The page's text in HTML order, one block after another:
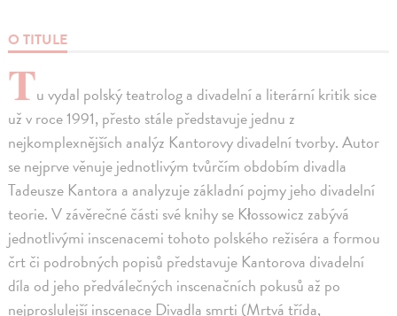
O TITULE
Tu vydal polský teatrolog a divadelní a literární kritik sice
už v roce 1991, přesto stále představuje jednu z
nejkomplexnějších analýz Kantorovy divadelní tvorby. Autor
se nejprve věnuje jednotlivým tvůrčím obdobím divadla
Tadeusze Kantora a analyzuje základní pojmy jeho divadelní
teorie. V závěrečné části své knihy se Kłossowicz zabývá
jednotlivými inscenacemi tohoto polského režiséra a formou
črt či podrobných popisů představuje Kantorova divadelní
díla od jeho předválečných inscenačních pokusů až po
nejproslulejší inscenace Divadla smrti (Mrtvá třída,